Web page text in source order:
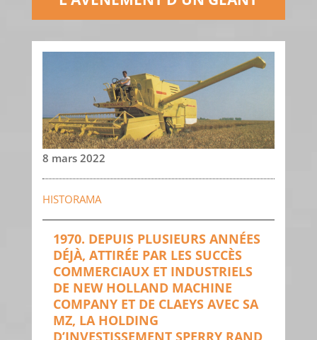
8 mars 2022
HISTORAMA
1970. DEPUIS PLUSIEURS ANNÉES
DÉJÀ, ATTIRÉE PAR LES SUCCÈS
COMMERCIAUX ET INDUSTRIELS
DE NEW HOLLAND MACHINE
COMPANY ET DE CLAEYS AVEC SA
MZ, LA HOLDING